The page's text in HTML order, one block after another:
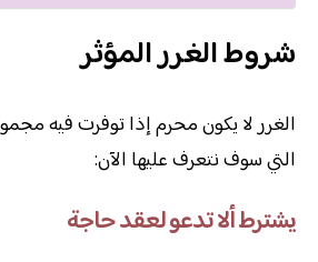
شروط الغرر المؤثر
الغرر لا يكون محرم إذا توفرت فيه
التي سوف نتعرف عليها الآن:
يشترط ألا تدعو لعقد حاجة